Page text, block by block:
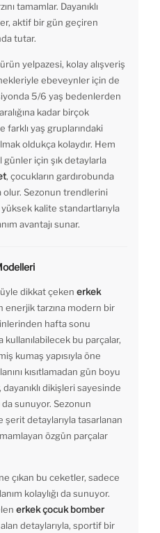
tamamlar. Dayanıklı
aktif bir gün geçiren
tutar.
yelpazesi, kolay alışveriş
ebeveynler için de
5/6 yaş bedenlerden
kadar birçok
yaş gruplarındaki
oldukça kolaydır. Hem
için şık detaylarla
, çocukların gardırobunda
olur. Sezonun trendlerini
kalite standartlarıyla
avantajı sunar.
dikkat çeken erkek
enerjik tarzına modern bir
hafta sonu
bu parçalar,
kumaş yapısıyla öne
kısıtlamadan gün boyu
dikişleri sayesinde
da sunuyor. Sezonun
detaylarıyla tasarlanan
özgün parçalar
çıkan bu ceketler, sadece
kolaylığı da sunuyor.
erkek çocuk bomber
detaylarıyla, sportif bir